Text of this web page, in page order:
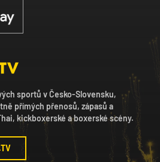
sportů v Česko-Slovensku,
přímých přenosů, zápasů a
kickboxerské a boxerské scény.